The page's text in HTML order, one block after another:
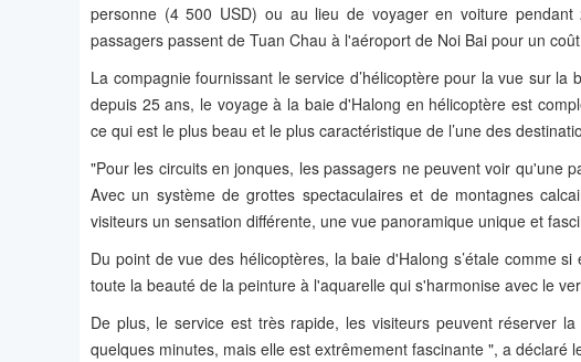
personne (4 500 USD) ou au lieu de voyager en voiture
passagers passent de Tuan Chau à l'aéroport de Noi Bai pour un
La compagnie fournissant le service d’hélicoptère pour la vue sur
depuis 25 ans, le voyage à la baie d'Halong en hélicoptère est
ce qui est le plus beau et le plus caractéristique de l’une des
"Pour les circuits en jonques, les passagers ne peuvent voir qu'une
Avec un système de grottes spectaculaires et de montagnes
visiteurs un sensation différente, une vue panoramique unique et
Du point de vue des hélicoptères, la baie d'Halong s’étale comme
toute la beauté de la peinture à l'aquarelle qui s'harmonise avec le
De plus, le service est très rapide, les visiteurs peuvent réserver
quelques minutes, mais elle est extrêmement fascinante ", a